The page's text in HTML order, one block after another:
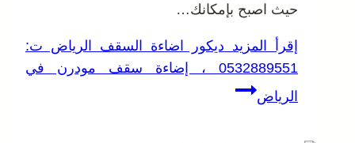
حيث اصبح بإمكانك…
إقرأ المزيد ديكور اضاءة السقف الرياض ت:
0532889551 ، إضاءة سقف مودرن في
الرياض